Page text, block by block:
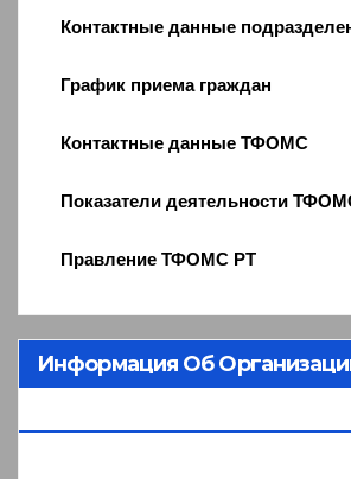
Контактные данные
График приема граждан
Контактные данные ТФОМС
Показатели деятельности
Правление ТФОМС РТ
Информация Об